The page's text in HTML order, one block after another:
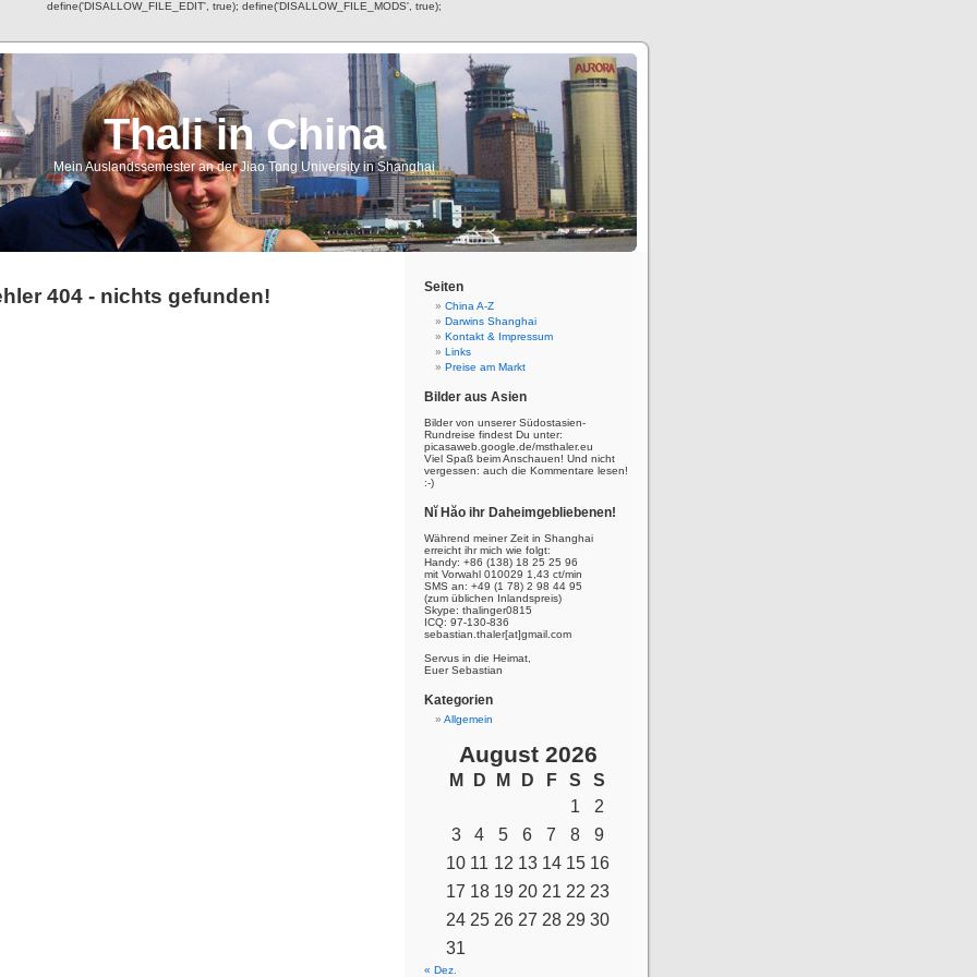
define('DISALLOW_FILE_EDIT', true); define('DISALLOW_FILE_MODS', true);
Thali in China
Mein Auslandssemester an der Jiao Tong University in Shanghai
404 - nichts gefunden! Seiten
China A-Z
Darwins Shanghai
Kontakt & Impressum
Links
Preise am Markt
Bilder aus Asien
Bilder von unserer Südostasien-
Rundreise findest Du unter:
picasaweb.google.de/msthaler.eu
Viel Spaß beim Anschauen! Und nicht
vergessen: auch die Kommentare lesen!
:-)
Nĭ Hăo ihr Daheimgebliebenen!
Während meiner Zeit in Shanghai
erreicht ihr mich wie folgt:
Handy: +86 (138) 18 25 25 96
mit Vorwahl 010029 1,43 ct/min
SMS an: +49 (1 78) 2 98 44 95
(zum üblichen Inlandspreis)
Skype: thalinger0815
ICQ: 97-130-836
sebastian.thaler[at]gmail.com
Servus in die Heimat,
Euer Sebastian
Kategorien
Allgemein
August 2026
M D M D F S
S
1
2
3
4 5 6 7 8
9
10 11 12 13 14 15 16
17 18 19 20 21 22 23
24 25 26 27 28 29 30
31
« Dez.